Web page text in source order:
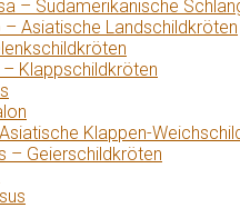
– Südamerikanische
Asiatische Landschildkröten
Klappschildkröten
Klappen-
– Geierschildkröten